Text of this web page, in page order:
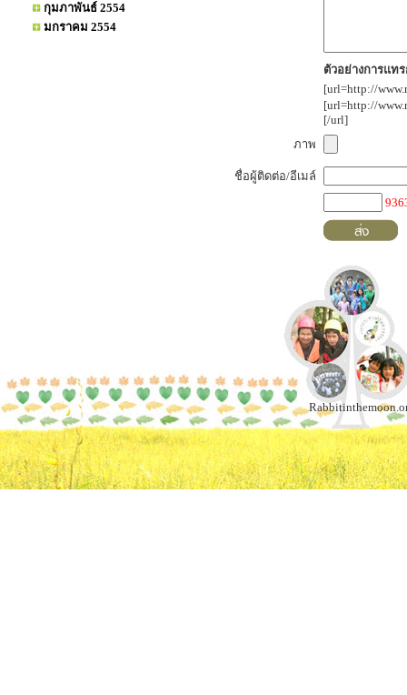
กุมภาพันธ์ 2554
มกราคม 2554
ตัวอย่างการแท
[url=http://
[url=http://
[/url]
ภาพ
ชื่อผู้ติดต่อ/อีเมล์